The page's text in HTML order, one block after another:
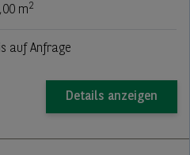
m2
auf Anfrage
Details anzeigen